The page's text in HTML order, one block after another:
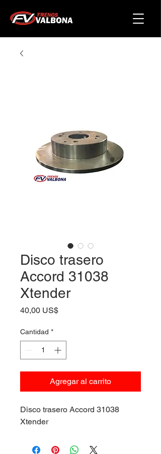
Disco trasero
Accord 31038
Xtender
40,00 US$Precio
Cantidad *
Agregar al carrito
Disco trasero Accord 31038
Xtender